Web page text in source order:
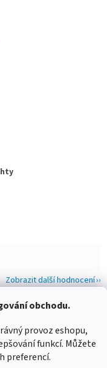
obchodu.
provoz eshopu,
funkcí. Můžete
preferencí.
Zobrazit další hodnocení